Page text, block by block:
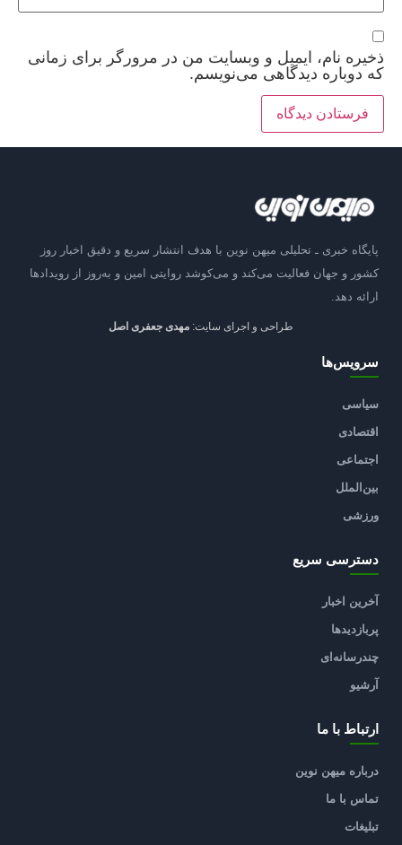
ذخیره نام، ایمیل و وبسایت من در مرورگر برای زمانی
که دوباره دیدگاهی می‌نویسم.
پایگاه خبری ـ تحلیلی میهن نوین با هدف انتشار سریع و دقیق اخبار روز
کشور و جهان فعالیت می‌کند و می‌کوشد روایتی امین و به‌روز از رویدادها
ارائه دهد.
طراحی و اجرای سایت: مهدی جعفری اصل
سرویس‌ها
سیاسی
اقتصادی
اجتماعی
بین‌الملل
ورزشی
دسترسی سریع
آخرین اخبار
پربازدیدها
چندرسانه‌ای
آرشیو
ارتباط با ما
درباره میهن نوین
تماس با ما
تبلیغات